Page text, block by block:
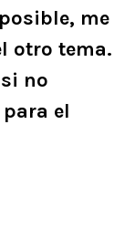
me
otro tema.
no
el